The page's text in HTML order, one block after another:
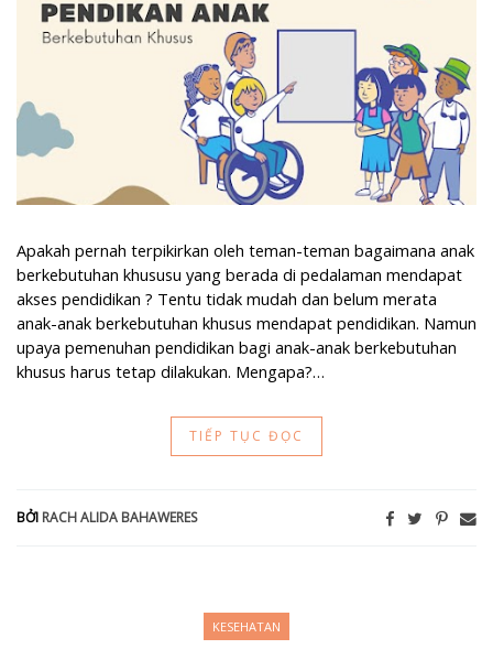
Apakah pernah terpikirkan oleh teman-teman bagaimana anak
berkebutuhan khususu yang berada di pedalaman mendapat
akses pendidikan ? Tentu tidak mudah dan belum merata
anak-anak berkebutuhan khusus mendapat pendidikan. Namun
upaya pemenuhan pendidikan bagi anak-anak berkebutuhan
khusus harus tetap dilakukan. Mengapa?…
TIẾP TỤC ĐỌC
BỞI RACH ALIDA BAHAWERES
KESEHATAN